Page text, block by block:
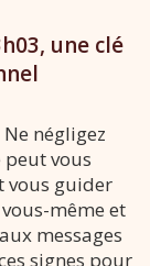
une clé
négligez
peut vous
vous guider
même et
messages
signes pour